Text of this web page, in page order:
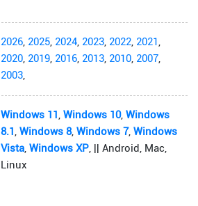
2026, 2025, 2024, 2023, 2022, 2021,
2020, 2019, 2016, 2013, 2010, 2007,
2003,
Windows 11,Windows 10,Windows
8.1,Windows 8,Windows 7,Windows
Vista,Windows XP, || Android, Mac,
Linux